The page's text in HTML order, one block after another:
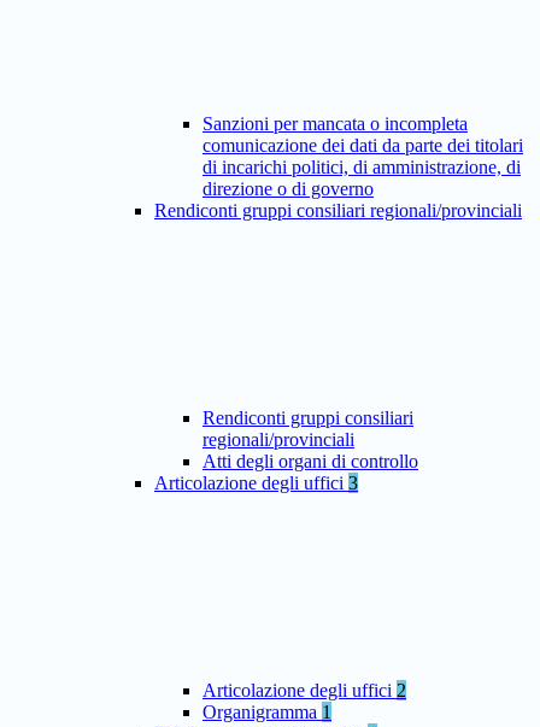
Sanzioni per mancata o incompleta
comunicazione dei dati da parte dei titolari
di incarichi politici, di amministrazione, di
direzione o di governo
Rendiconti gruppi consiliari regionali/provinciali
Rendiconti gruppi consiliari
regionali/provinciali
Atti degli organi di controllo
Articolazione degli uffici 3
Articolazione degli uffici 2
Organigramma 1